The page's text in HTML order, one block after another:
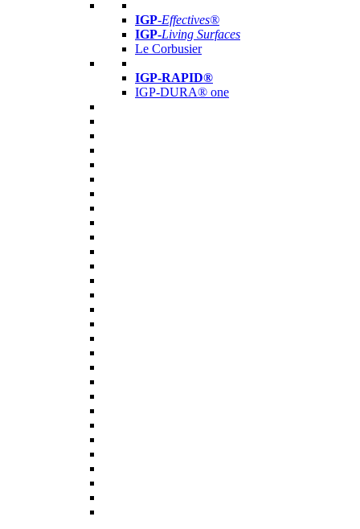
IGP-Effectives®
IGP-Living Surfaces
Le Corbusier
IGP-RAPID®
IGP-DURA® one